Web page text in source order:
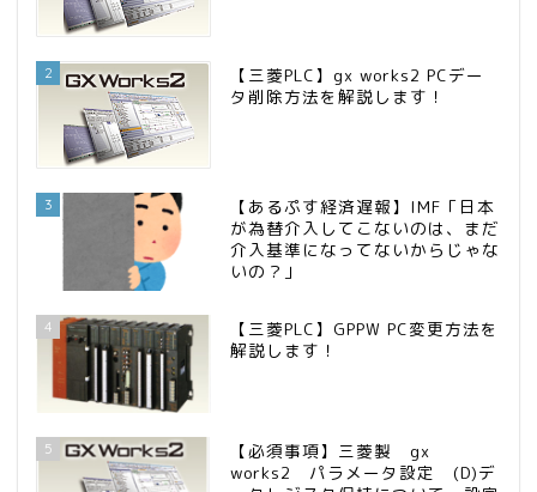
2
【三菱PLC】gx works2 PCデー
タ削除方法を解説します！
3
【あるぷす経済遅報】IMF「日本
が為替介入してこないのは、まだ
介入基準になってないからじゃな
いの？」
4
【三菱PLC】GPPW PC変更方法を
解説します！
5
【必須事項】三菱製 gx
works2 パラメータ設定 (D)デ